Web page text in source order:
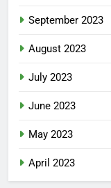
September 2023
August 2023
July 2023
June 2023
May 2023
April 2023